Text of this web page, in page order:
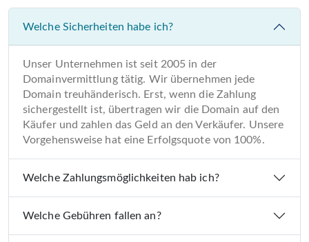
Welche Sicherheiten habe ich?
Unser Unternehmen ist seit 2005 in der
Domainvermittlung tätig. Wir übernehmen jede
Domain treuhänderisch. Erst, wenn die Zahlung
sichergestellt ist, übertragen wir die Domain auf den
Käufer und zahlen das Geld an den Verkäufer. Unsere
Vorgehensweise hat eine Erfolgsquote von 100%.
Welche Zahlungsmöglichkeiten hab ich?
Welche Gebühren fallen an?